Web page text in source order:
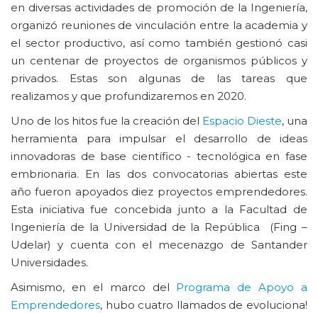
en diversas actividades de promoción de la Ingeniería,
organizó reuniones de vinculación entre la academia y
el sector productivo, así como también gestionó casi
un centenar de proyectos de organismos públicos y
privados. Estas son algunas de las tareas que
realizamos y que profundizaremos en 2020.
Uno de los hitos fue la creación del Espacio Dieste, una
herramienta para impulsar el desarrollo de ideas
innovadoras de base científico - tecnológica en fase
embrionaria. En las dos convocatorias abiertas este
año fueron apoyados diez proyectos emprendedores.
Esta iniciativa fue concebida junto a la Facultad de
Ingeniería de la Universidad de la República (Fing –
Udelar) y cuenta con el mecenazgo de Santander
Universidades.
Asimismo, en el marco del Programa de Apoyo a
Emprendedores, hubo cuatro llamados de evoluciona!